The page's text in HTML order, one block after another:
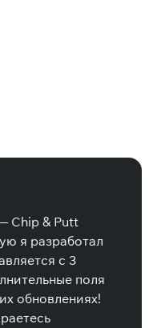
Chip & Putt
я разработал
с 3
поля
обновлениях!